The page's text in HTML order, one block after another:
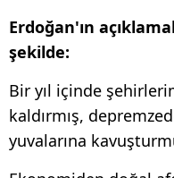
Erdoğan'ın
şekilde:
Bir yıl içinde
kaldırmış,
yuvalarına